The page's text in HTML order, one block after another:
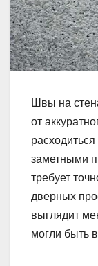
Швы на
от
заметными
требует
дверных
выглядит
могли быть